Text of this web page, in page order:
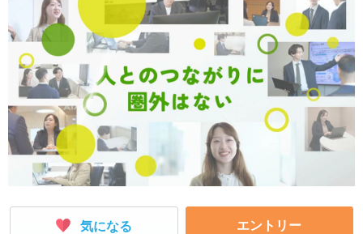
適職診断
あなたに合う仕事を診断！
就活チャンネル
動画で対策講座をチェック
就活ニュースペーパー
就活時事ニュースを更新
よくある質問
不明点があればこちら
気になる エントリー